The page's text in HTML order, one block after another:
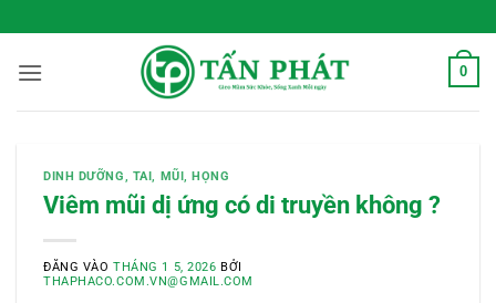
qua
nội
0
DINH DƯỠNG, TAI, MŨI, HỌNG
Viêm mũi dị ứng có di truyền không ?
ĐĂNG VÀOTHÁNG 1 5, 2026 BỞI
THAPHACO.COM.VN@GMAIL.COM